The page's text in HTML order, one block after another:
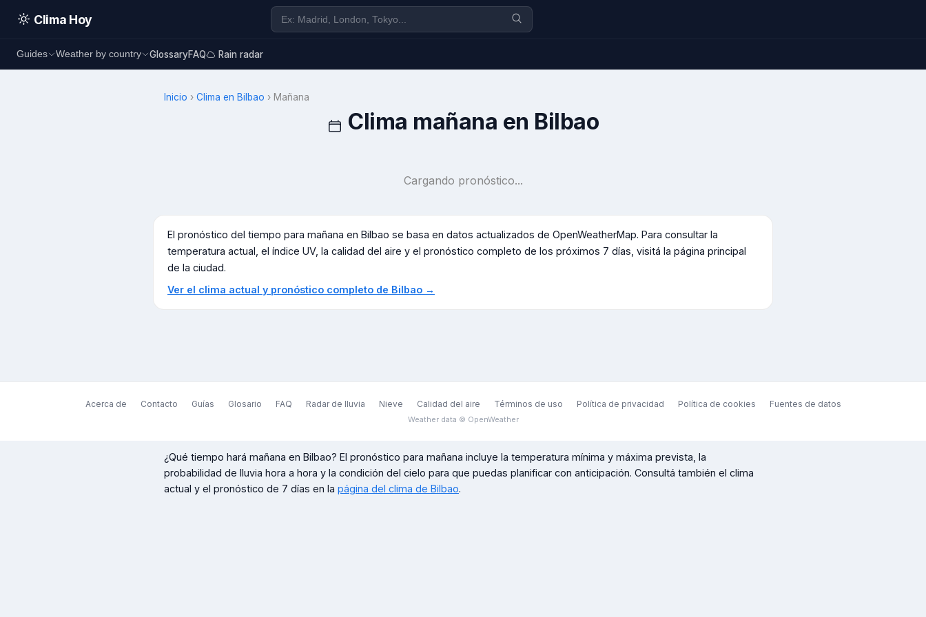
Clima Hoy
Guides Weather by country GlossaryFAQ Rain radar
Inicio › Clima en Bilbao › Mañana
Clima mañana en Bilbao
Cargando pronóstico...
El pronóstico del tiempo para mañana en Bilbao se basa en datos actualizados de OpenWeatherMap. Para consultar la
temperatura actual, el índice UV, la calidad del aire y el pronóstico completo de los próximos 7 días, visitá la página principal
de la ciudad.
Ver el clima actual y pronóstico completo de Bilbao →
Acerca de Contacto Guías Glosario FAQ Radar de lluvia Nieve Calidad del aire Términos de uso Política de privacidad Política de cookies Fuentes de datos
Weather data © OpenWeather
¿Qué tiempo hará mañana en Bilbao? El pronóstico para mañana incluye la temperatura mínima y máxima prevista, la
probabilidad de lluvia hora a hora y la condición del cielo para que puedas planificar con anticipación. Consultá también el clima
actual y el pronóstico de 7 días en la página del clima de Bilbao.